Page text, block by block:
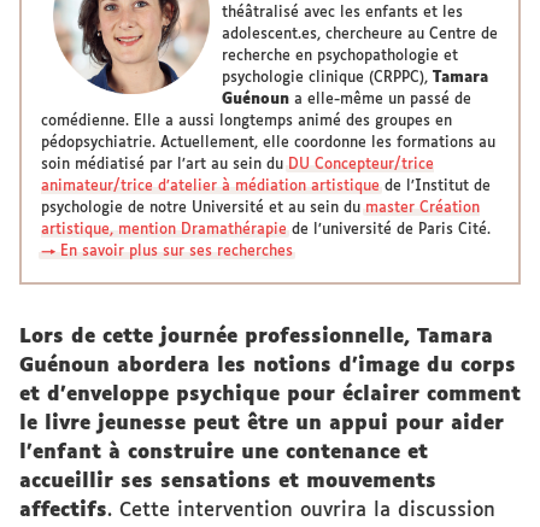
théâtralisé avec les enfants et les
adolescent.es, chercheure au Centre de
recherche en psychopathologie et
psychologie clinique (CRPPC),
Tamara
Guénoun a elle-même un passé de
comédienne. Elle a aussi longtemps animé des groupes en
pédopsychiatrie. Actuellement, elle coordonne les formations au
soin médiatisé par l’art au sein du DU Concepteur/trice
animateur/trice d’atelier à médiation artistique de l’Institut de
psychologie de notre Université et au sein du master Création
artistique, mention Dramathérapie de l’université de Paris Cité.
→ En savoir plus sur ses recherches
Lors de cette journée professionnelle, Tamara
Guénoun abordera les notions d’image du corps
et d’enveloppe psychique pour éclairer comment
le livre jeunesse peut être un appui pour aider
l’enfant à construire une contenance et
accueillir ses sensations et mouvements
affectifs. Cette intervention ouvrira la discussion